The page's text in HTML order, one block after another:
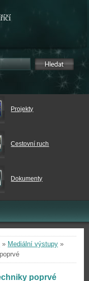
Projekty
Cestovní ruch
Dokumenty
» Mediální výstupy »
poprvé